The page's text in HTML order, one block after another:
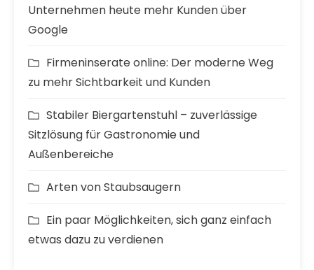
Unternehmen heute mehr Kunden über
Google
Firmeninserate online: Der moderne Weg
zu mehr Sichtbarkeit und Kunden
Stabiler Biergartenstuhl – zuverlässige
Sitzlösung für Gastronomie und
Außenbereiche
Arten von Staubsaugern
Ein paar Möglichkeiten, sich ganz einfach
etwas dazu zu verdienen